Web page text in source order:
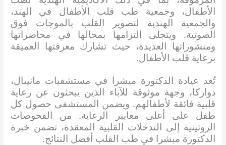
الأطفال، وجمعية طب قلب الأطفال في الهند،
والجمعية الهندية لتصوير القلب بالموجات فوق
الصوتية. ويتجلى التزامها بمجالها في محاضراتها
ومنشوراتها العديدة، حيث تشارك معرفتها العميقة
برعاية قلب الأطفال.
تُعد عيادة الدكتورة ميشرا في مستشفيات مانيبال،
دواركا، وجهة موثوقة للآباء الذين يبحثون عن رعاية
قلبية فائقة لأطفالهم. ويضمن المستشفى حصول كل
طفل على أعلى معايير الرعاية. من الفحوصات
الروتينية إلى التدخلات القلبية المعقدة، تضمن خبرة
الدكتورة ميشرا في طب القلب أفضل النتائج.